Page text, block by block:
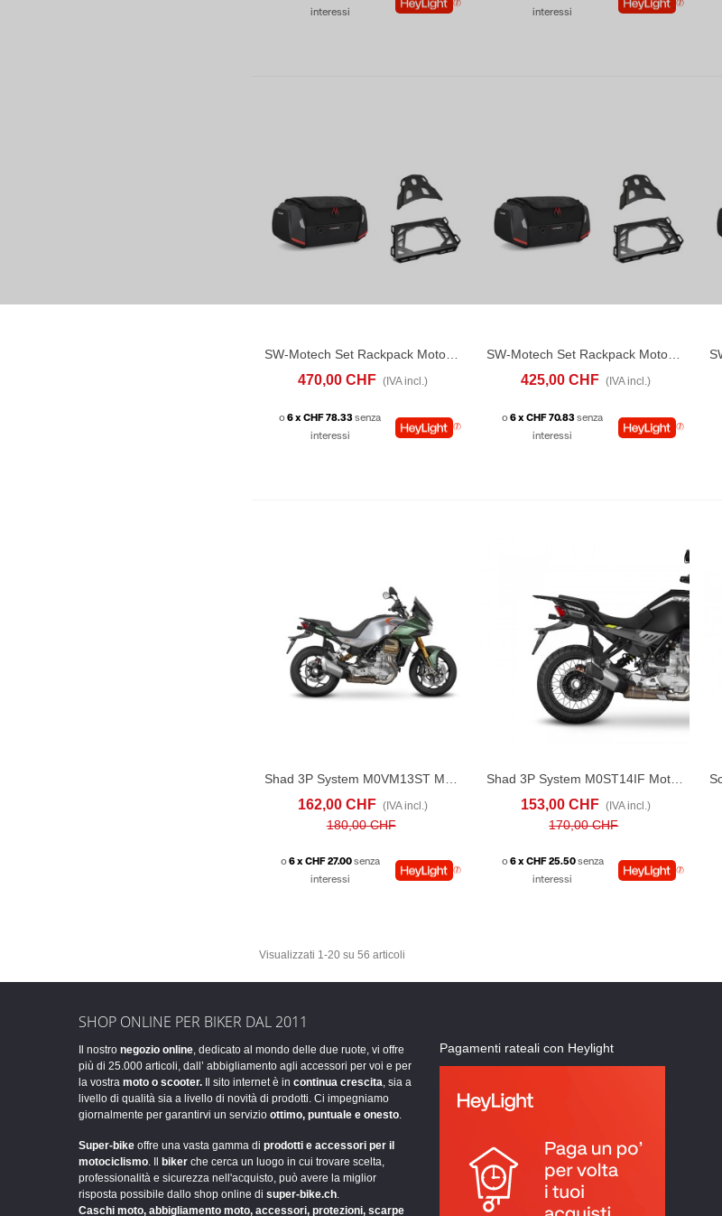
interessi
interessi
ACQUISTA CONFRONTASW-Motech Set Rackpack Moto Guzzi V100 Mandello (22-26)
470,00 CHF (IVA incl.)
o6 x CHF 78.33senza
interessi
ACQUISTA CONFRONTASW-Motech Set Rackpack Moto Guzzi V85 TT (24-26)
425,00 CHF (IVA incl.)
o6 x CHF 70.83senza
interessi
ACQUISTA CONFRONTA
162,00 CHF (IVA incl.)
180,00 CHF
o6 x CHF 27.00senza
interessi
ACQUISTA CONFRONTA
153,00 CHF (IVA incl.)
170,00 CHF
o6 x CHF 25.50senza
interessi
Visualizzati 1-20 su 56 articoli
SHOP ONLINE PER BIKER DAL 2011
Il nostro negozio online , dedicato al mondo delle due ruote, vi offre
più di 25.000 articoli, dall’ abbigliamento agli accessori per voi e per
la vostra moto o scooter. Il sito internet è in continua crescita , sia a
livello di qualità sia a livello di novità di prodotti. Ci impegniamo
giornalmente per garantirvi un servizio ottimo, puntuale e onesto
Super-bike offre una vasta gamma di prodotti e accessori per il
motociclismo . Il biker che cerca un luogo in cui trovare scelta,
professionalità e sicurezza nell'acquisto, può avere la miglior
risposta possibile dallo shop online di super-bike.ch
Caschi moto, abbigliamento moto, accessori, protezioni, scarpe
Pagamenti rateali con Heylight